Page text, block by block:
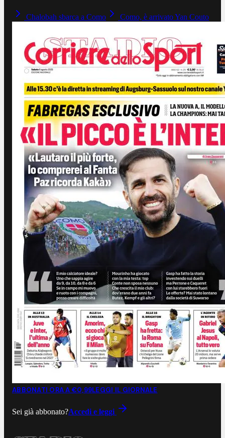
Chalobah sbarca a Como Como, è arrivato Yan Couto
ABBONATI ORA A €0,99LEGGI IL GIORNALE
Sei già abbonato?Accedi e leggi